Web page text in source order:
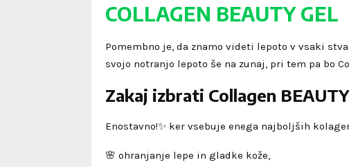
COLLAGEN BEAUTY GEL
Pomembno je, da znamo videti lepoto v vsaki
svojo notranjo lepoto še na zunaj, pri tem pa bo
Zakaj izbrati Collagen
Enostavno!✨ ker vsebuje enega najboljših
🌸 ohranjanje lepe in gladke kože,